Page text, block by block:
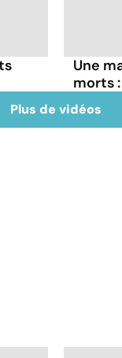
Une
morts
Plus de vidéos